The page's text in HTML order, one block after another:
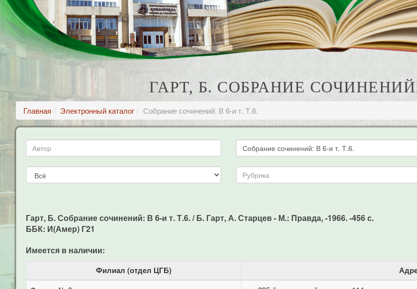
ГАРТ, Б. СОБРАНИЕ
Главная Электронный каталог Собрание сочинений: В 6-и т. Т.6.
Гарт, Б. Собрание сочинений: В 6-и т. Т.6. / Б. Гарт, А. Старцев - М.: Правда, -1966. -456 с.
ББК: И(Амер) Г21
Имеется в наличии:
Филиал (отдел ЦГБ)